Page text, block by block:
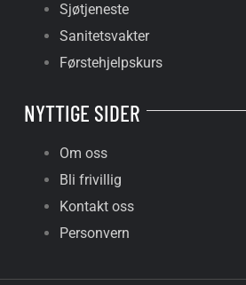
Sjøtjeneste
Sanitetsvakter
Førstehjelpskurs
NYTTIGE SIDER
Om oss
Bli frivillig
Kontakt oss
Personvern